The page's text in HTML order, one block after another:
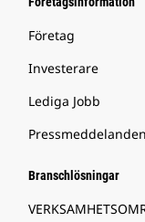
Företag
Investerare
Lediga Jobb
Branschlösningar